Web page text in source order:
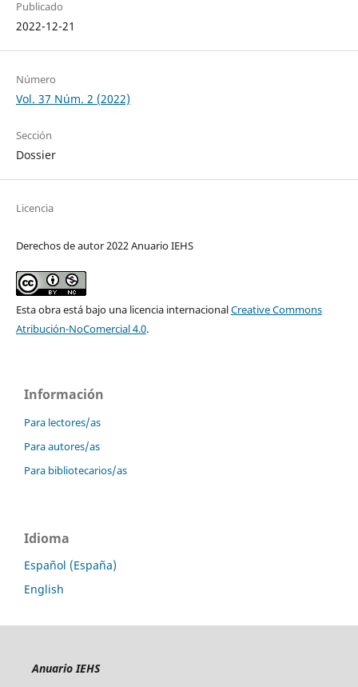
Publicado
2022-12-21
Número
Vol. 37 Núm. 2 (2022)
Sección
Dossier
Licencia
Derechos de autor 2022 Anuario IEHS
Esta obra está bajo una licencia internacionalCreative Commons
Atribución-NoComercial 4.0.
Información
Para lectores/as
Para autores/as
Para bibliotecarios/as
Idioma
Español (España)
English
Anuario IEHS